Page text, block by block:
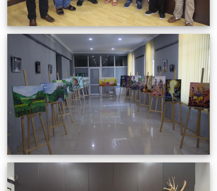
განახლებული ეთნოგრაფიული განყოფილება,
18.08.2025 750 სრულიად
ფადიკო გოგიტიძის შვილთაშვილები სტუმრად
ქობულეთის მუზეუმში